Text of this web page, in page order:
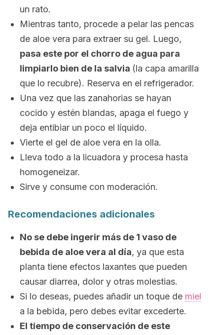
un rato.
Mientras tanto, procede a pelar las pencas
de aloe vera para extraer su gel. Luego,
pasa este por el chorro de agua para
limpiarlo bien de la salvia (la capa amarilla
que lo recubre). Reserva en el refrigerador.
Una vez que las zanahorias se hayan
cocido y estén blandas, apaga el fuego y
deja entibiar un poco el líquido.
Vierte el gel de aloe vera en la olla.
Lleva todo a la licuadora y procesa hasta
homogeneizar.
Sirve y consume con moderación.
Recomendaciones adicionales
No se debe ingerir más de 1 vaso de
bebida de aloe vera al día, ya que esta
planta tiene efectos laxantes que pueden
causar diarrea, dolor y otras molestias.
Si lo deseas, puedes añadir un toque de miel
a la bebida, pero debes evitar excederte.
El tiempo de conservación de este